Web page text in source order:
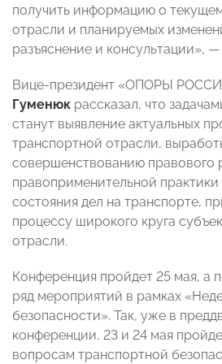
получить информацию о
отрасли и планируемых
разъяснение и консультации»,
Вице-президент «ОПОРЫ
Гуменюк рассказал, что
станут выявление актуальных
транспортной отрасли,
совершенствованию правового
правоприменительной практики
состояния дел на транспорте,
процессу широкого круга
отрасли.
Конференция пройдет 25 мая, а
ряд мероприятий в рамках
безопасности». Так, уже в
конференции, 23 и 24 мая
вопросам транспортной